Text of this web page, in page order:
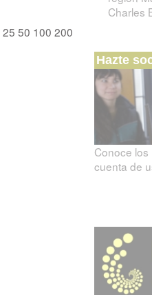
25 50 100 200
Charles
Hazte
Conoce
cuenta de